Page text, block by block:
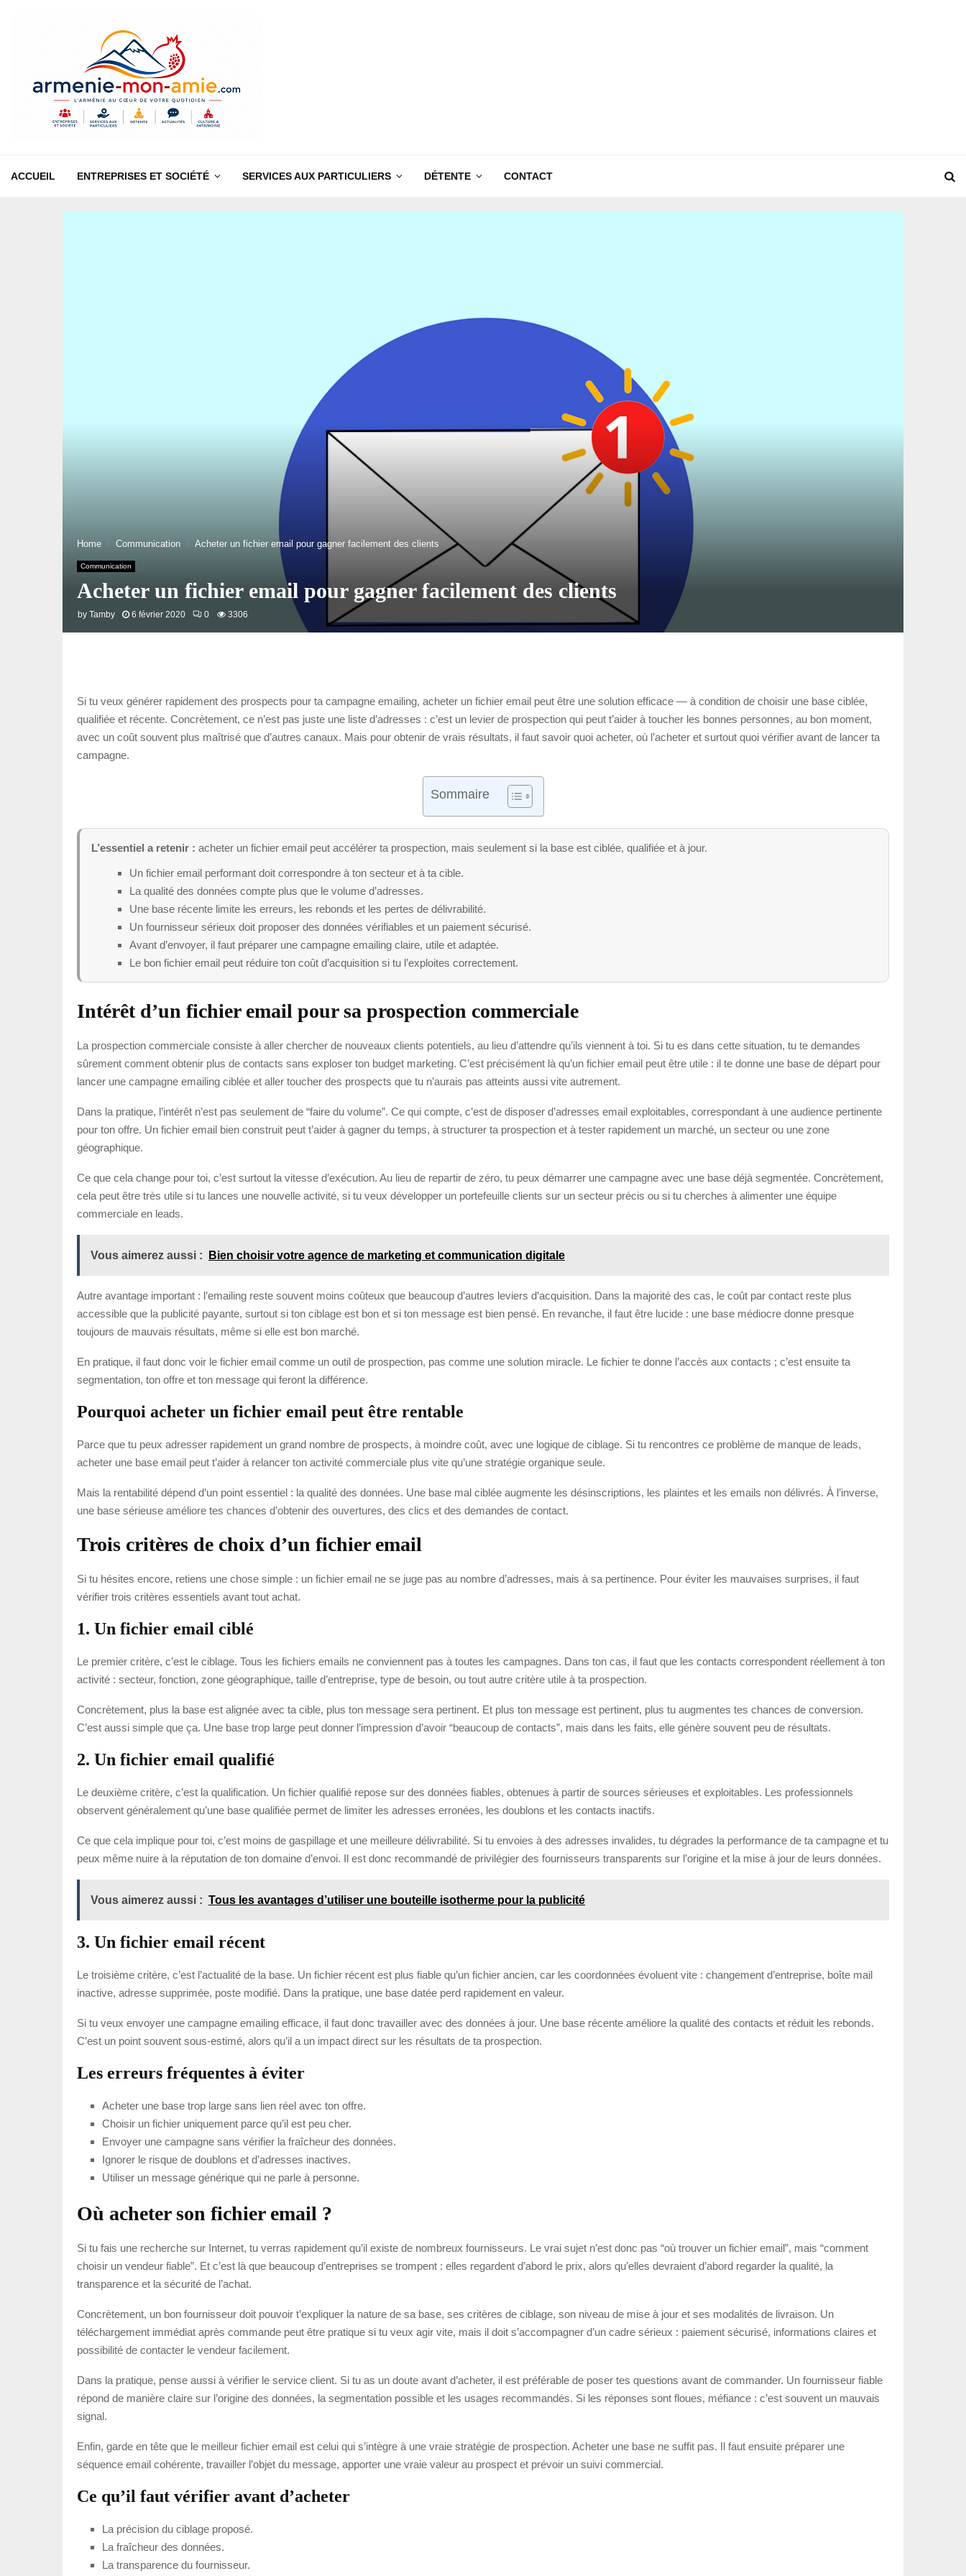
ACCUEIL ENTREPRISES ET SOCIÉTÉ SERVICES AUX PARTICULIERS DÉTENTE CONTACT
Home Communication Acheter un fichier email pour gagner facilement des clients
Communication
Acheter un fichier email pour gagner facilement des clients
by Tamby 6 février 2020 0 3306
Si tu veux générer rapidement des prospects pour ta campagne emailing, acheter un fichier email peut être une solution efficace — à condition de choisir une base ciblée,
qualifiée et récente. Concrètement, ce n’est pas juste une liste d’adresses : c’est un levier de prospection qui peut t’aider à toucher les bonnes personnes, au bon moment,
avec un coût souvent plus maîtrisé que d’autres canaux. Mais pour obtenir de vrais résultats, il faut savoir quoi acheter, où l’acheter et surtout quoi vérifier avant de lancer ta
campagne.
Sommaire
L’essentiel a retenir : acheter un fichier email peut accélérer ta prospection, mais seulement si la base est ciblée, qualifiée et à jour.
Un fichier email performant doit correspondre à ton secteur et à ta cible.
La qualité des données compte plus que le volume d’adresses.
Une base récente limite les erreurs, les rebonds et les pertes de délivrabilité.
Un fournisseur sérieux doit proposer des données vérifiables et un paiement sécurisé.
Avant d’envoyer, il faut préparer une campagne emailing claire, utile et adaptée.
Le bon fichier email peut réduire ton coût d’acquisition si tu l’exploites correctement.
Intérêt d’un fichier email pour sa prospection commerciale
La prospection commerciale consiste à aller chercher de nouveaux clients potentiels, au lieu d’attendre qu’ils viennent à toi. Si tu es dans cette situation, tu te demandes
sûrement comment obtenir plus de contacts sans exploser ton budget marketing. C’est précisément là qu’un fichier email peut être utile : il te donne une base de départ pour
lancer une campagne emailing ciblée et aller toucher des prospects que tu n’aurais pas atteints aussi vite autrement.
Dans la pratique, l’intérêt n’est pas seulement de “faire du volume”. Ce qui compte, c’est de disposer d’adresses email exploitables, correspondant à une audience pertinente
pour ton offre. Un fichier email bien construit peut t’aider à gagner du temps, à structurer ta prospection et à tester rapidement un marché, un secteur ou une zone
géographique.
Ce que cela change pour toi, c’est surtout la vitesse d’exécution. Au lieu de repartir de zéro, tu peux démarrer une campagne avec une base déjà segmentée. Concrètement,
cela peut être très utile si tu lances une nouvelle activité, si tu veux développer un portefeuille clients sur un secteur précis ou si tu cherches à alimenter une équipe
commerciale en leads.
Vous aimerez aussi : Bien choisir votre agence de marketing et communication digitale
Autre avantage important : l’emailing reste souvent moins coûteux que beaucoup d’autres leviers d’acquisition. Dans la majorité des cas, le coût par contact reste plus
accessible que la publicité payante, surtout si ton ciblage est bon et si ton message est bien pensé. En revanche, il faut être lucide : une base médiocre donne presque
toujours de mauvais résultats, même si elle est bon marché.
En pratique, il faut donc voir le fichier email comme un outil de prospection, pas comme une solution miracle. Le fichier te donne l’accès aux contacts ; c’est ensuite ta
segmentation, ton offre et ton message qui feront la différence.
Pourquoi acheter un fichier email peut être rentable
Parce que tu peux adresser rapidement un grand nombre de prospects, à moindre coût, avec une logique de ciblage. Si tu rencontres ce problème de manque de leads,
acheter une base email peut t’aider à relancer ton activité commerciale plus vite qu’une stratégie organique seule.
Mais la rentabilité dépend d’un point essentiel : la qualité des données. Une base mal ciblée augmente les désinscriptions, les plaintes et les emails non délivrés. À l’inverse,
une base sérieuse améliore tes chances d’obtenir des ouvertures, des clics et des demandes de contact.
Trois critères de choix d’un fichier email
Si tu hésites encore, retiens une chose simple : un fichier email ne se juge pas au nombre d’adresses, mais à sa pertinence. Pour éviter les mauvaises surprises, il faut
vérifier trois critères essentiels avant tout achat.
1. Un fichier email ciblé
Le premier critère, c’est le ciblage. Tous les fichiers emails ne conviennent pas à toutes les campagnes. Dans ton cas, il faut que les contacts correspondent réellement à ton
activité : secteur, fonction, zone géographique, taille d’entreprise, type de besoin, ou tout autre critère utile à ta prospection.
Concrètement, plus la base est alignée avec ta cible, plus ton message sera pertinent. Et plus ton message est pertinent, plus tu augmentes tes chances de conversion.
C’est aussi simple que ça. Une base trop large peut donner l’impression d’avoir “beaucoup de contacts”, mais dans les faits, elle génère souvent peu de résultats.
2. Un fichier email qualifié
Le deuxième critère, c’est la qualification. Un fichier qualifié repose sur des données fiables, obtenues à partir de sources sérieuses et exploitables. Les professionnels
observent généralement qu’une base qualifiée permet de limiter les adresses erronées, les doublons et les contacts inactifs.
Ce que cela implique pour toi, c’est moins de gaspillage et une meilleure délivrabilité. Si tu envoies à des adresses invalides, tu dégrades la performance de ta campagne et tu
peux même nuire à la réputation de ton domaine d’envoi. Il est donc recommandé de privilégier des fournisseurs transparents sur l’origine et la mise à jour de leurs données.
Vous aimerez aussi : Tous les avantages d’utiliser une bouteille isotherme pour la publicité
3. Un fichier email récent
Le troisième critère, c’est l’actualité de la base. Un fichier récent est plus fiable qu’un fichier ancien, car les coordonnées évoluent vite : changement d’entreprise, boîte mail
inactive, adresse supprimée, poste modifié. Dans la pratique, une base datée perd rapidement en valeur.
Si tu veux envoyer une campagne emailing efficace, il faut donc travailler avec des données à jour. Une base récente améliore la qualité des contacts et réduit les rebonds.
C’est un point souvent sous-estimé, alors qu’il a un impact direct sur les résultats de ta prospection.
Les erreurs fréquentes à éviter
Acheter une base trop large sans lien réel avec ton offre.
Choisir un fichier uniquement parce qu’il est peu cher.
Envoyer une campagne sans vérifier la fraîcheur des données.
Ignorer le risque de doublons et d’adresses inactives.
Utiliser un message générique qui ne parle à personne.
Où acheter son fichier email ?
Si tu fais une recherche sur Internet, tu verras rapidement qu’il existe de nombreux fournisseurs. Le vrai sujet n’est donc pas “où trouver un fichier email”, mais “comment
choisir un vendeur fiable”. Et c’est là que beaucoup d’entreprises se trompent : elles regardent d’abord le prix, alors qu’elles devraient d’abord regarder la qualité, la
transparence et la sécurité de l’achat.
Concrètement, un bon fournisseur doit pouvoir t’expliquer la nature de sa base, ses critères de ciblage, son niveau de mise à jour et ses modalités de livraison. Un
téléchargement immédiat après commande peut être pratique si tu veux agir vite, mais il doit s’accompagner d’un cadre sérieux : paiement sécurisé, informations claires et
possibilité de contacter le vendeur facilement.
Dans la pratique, pense aussi à vérifier le service client. Si tu as un doute avant d’acheter, il est préférable de poser tes questions avant de commander. Un fournisseur fiable
répond de manière claire sur l’origine des données, la segmentation possible et les usages recommandés. Si les réponses sont floues, méfiance : c’est souvent un mauvais
signal.
Enfin, garde en tête que le meilleur fichier email est celui qui s’intègre à une vraie stratégie de prospection. Acheter une base ne suffit pas. Il faut ensuite préparer une
séquence email cohérente, travailler l’objet du message, apporter une vraie valeur au prospect et prévoir un suivi commercial.
Ce qu’il faut vérifier avant d’acheter
La précision du ciblage proposé.
La fraîcheur des données.
La transparence du fournisseur.